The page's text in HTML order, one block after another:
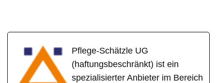
Pflege-Schätzle UG
(haftungsbeschränkt) ist ein
spezialisierter Anbieter im Bereich